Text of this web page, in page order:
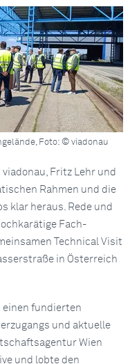
Foto: © viadonau
Fritz Lehr und
Rahmen und die
klar heraus. Rede und
Fach-
Technical Visit
in Österreich
einen fundierten
und aktuelle
Wien
und lobte den